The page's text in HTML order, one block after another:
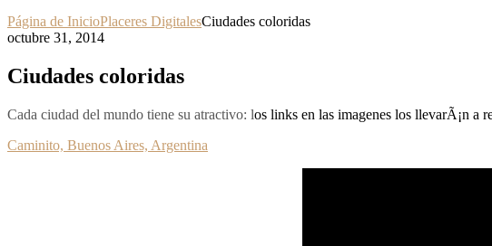
Página de InicioPlaceres DigitalesCiudades coloridas
octubre 31, 2014
Ciudades coloridas
Cada ciudad del mundo tiene su atractivo: los links en las imagenes los llevarÃ¡n a
Caminito, Buenos Aires, Argentina